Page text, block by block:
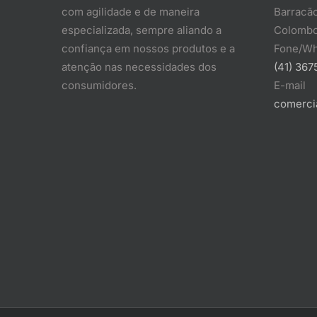
com agilidade e de maneira
especializada, sempre aliando a
confiança em nossos produtos e a
atenção nas necessidades dos
consumidores.
Fone/
(41)
E-mail